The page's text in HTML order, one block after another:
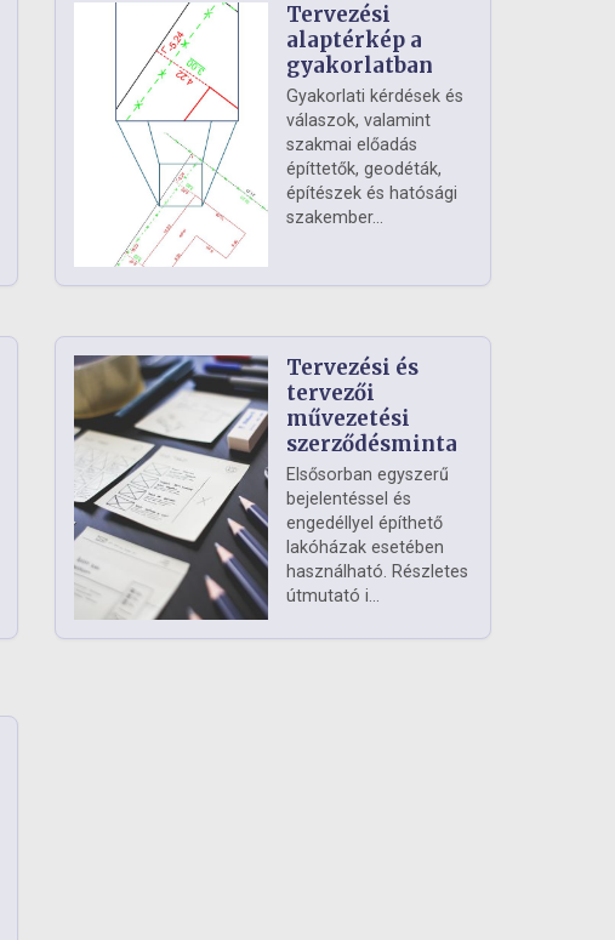
Tervezési
alaptérkép a
gyakorlatban
Gyakorlati kérdések és
válaszok, valamint
szakmai előadás
építtetők, geodéták,
építészek és hatósági
szakember...
Tervezési és
tervezői
művezetési
szerződésminta
Elsősorban egyszerű
bejelentéssel és
engedéllyel építhető
lakóházak esetében
használható. Részletes
útmutató i...